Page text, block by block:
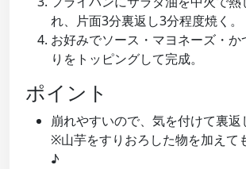
れ、片面3分裏返し3分程度焼く。
お好みでソース・マヨネーズ・
りをトッピングして完成。
ポイント
崩れやすいので、気を付けて裏返
※山芋をすりおろした物を加えて
♪